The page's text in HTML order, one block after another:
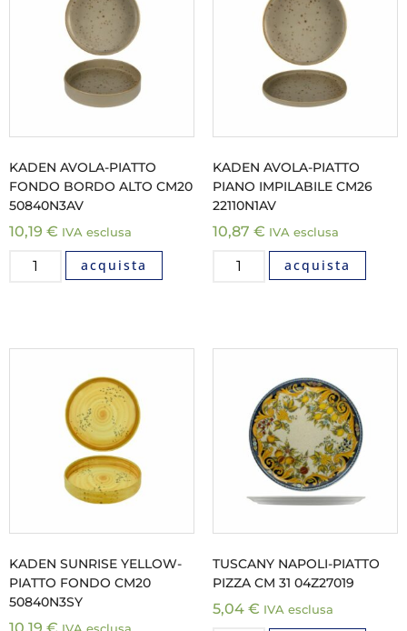
KADEN AVOLA-PIATTO
FONDO BORDO ALTO CM20
50840N3AV
10,19 € IVA esclusa
acquista
KADEN AVOLA-PIATTO
PIANO IMPILABILE CM26
22110N1AV
10,87 € IVA esclusa
acquista
KADEN SUNRISE YELLOW-
PIATTO FONDO CM20
50840N3SY
10,19 €
TUSCANY NAPOLI-PIATTO
PIZZA CM 31 04Z27019
5,04 € IVA esclusa